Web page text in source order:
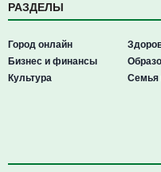
РАЗДЕЛЫ
Город онлайн
Бизнес и финансы
Культура
Семья